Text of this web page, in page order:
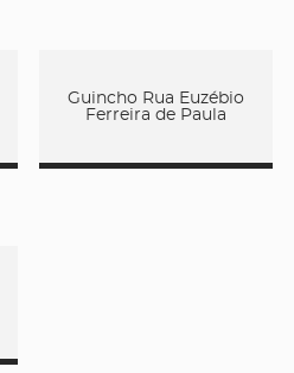
Guincho Rua Euzébio
Ferreira de Paula